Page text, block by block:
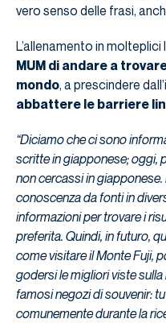
vero senso delle frasi,
L’allenamento in
MUM di andare a
mondo, a prescindere
abbattere le barriere
“Diciamo che ci sono
scritte in giapponese; oggi,
non cercassi in
conoscenza da fonti in
informazioni per trovare i
preferita. Quindi, in futuro,
come visitare il Monte Fuji,
godersi le migliori viste
famosi negozi di souvenir:
comunemente durante la